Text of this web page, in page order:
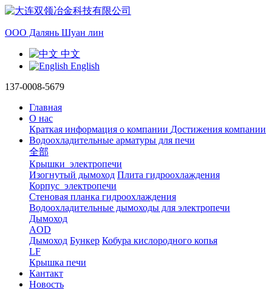
ООО Далянь Шуан лин
中文
English
137-0008-5679
Главная
О нас
Краткая информация о компании Достижения компании
Водоохладительные арматуры для печи
全部
Крышки электропечи
Изогнутый дымоход Плита гидроохлаждения
Корпус электропечи
Стеновая планка гидроохлаждения
Водоохладительные дымоходы для электропечи
Дымоход
AOD
Дымоход Бункер Кобура кислородного копья
LF
Крышка печи
Кантакт
Новость